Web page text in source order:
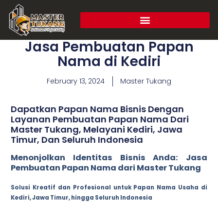
Jasa Pembuatan Papan
Nama di Kediri
February 13, 2024 Master Tukang
Dapatkan Papan Nama Bisnis Dengan
Layanan Pembuatan Papan Nama Dari
Master Tukang, Melayani Kediri, Jawa
Timur, Dan Seluruh Indonesia
Menonjolkan Identitas Bisnis Anda: Jasa
Pembuatan Papan Nama dari Master Tukang
Solusi Kreatif dan Profesional untuk Papan Nama Usaha di
Kediri, Jawa Timur, hingga Seluruh Indonesia